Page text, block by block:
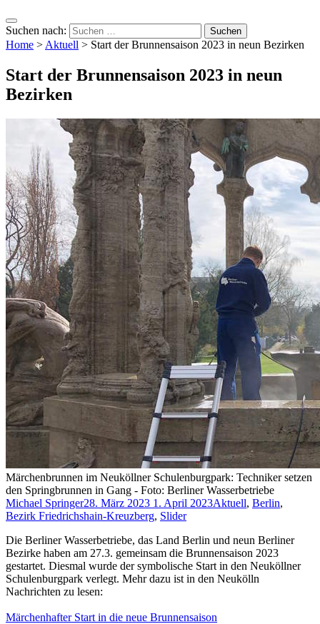
Suchen nach:
Home >Aktuell > Start der Brunnensaison 2023 in neun Bezirken
Start der Brunnensaison 2023 in neun
Bezirken
Märchenbrunnen im Neuköllner Schulenburgpark: Techniker setzen
den Springbrunnen in Gang - Foto: Berliner Wasserbetriebe
Michael Springer28. März 2023 1. April 2023Aktuell, Berlin,
Bezirk Friedrichshain-Kreuzberg, Slider
Die Berliner Wasserbetriebe, das Land Berlin und neun Berliner
Bezirke haben am 27.3. gemeinsam die Brunnensaison 2023
gestartet. Diesmal wurde der symbolische Start in den Neuköllner
Schulenburgpark verlegt. Mehr dazu ist in den Neukölln
Nachrichten zu lesen:
Märchenhafter Start in die neue Brunnensaison